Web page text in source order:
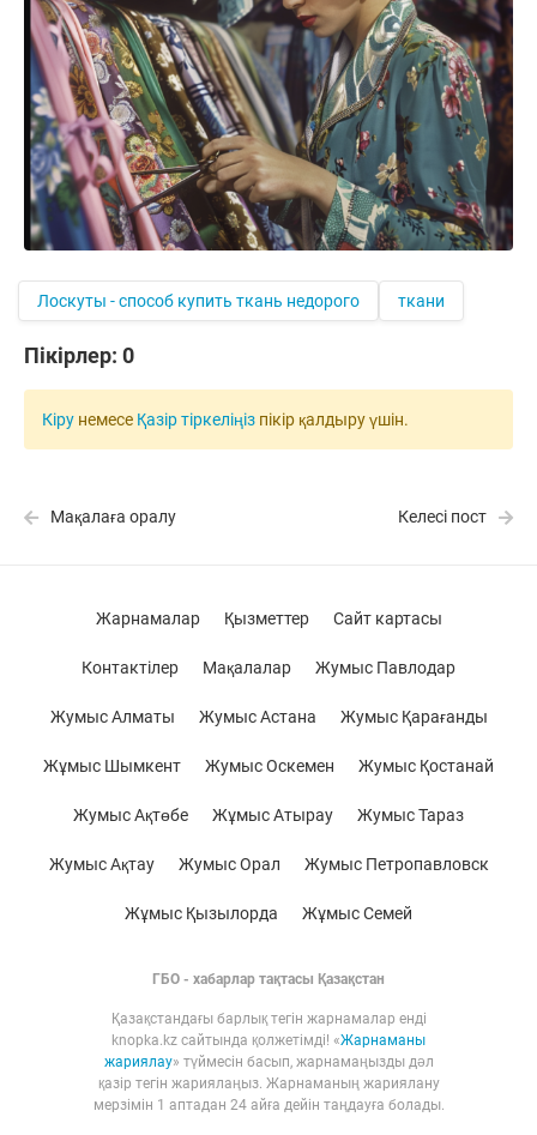
Лоскуты - способ купить ткань недорого ткани
Пікірлер: 0
Кіру немесе Қазір тіркеліңіз пікір қалдыру үшін.
Мақалаға оралу Келесі пост
ГБО - хабарлар тақтасы Қазақстан
Қазақстандағы барлық тегін жарнамалар енді
knopka.kz сайтында қолжетімді! «Жарнаманы
жариялау» түймесін басып, жарнамаңызды дәл
қазір тегін жариялаңыз. Жарнаманың жариялану
мерзімін 1 аптадан 24 айға дейін таңдауға болады.
Жарнамалар Қызметтер Сайт картасы
Контактілер Мақалалар Жумыс Павлодар
Жумыс Алматы Жумыс Астана Жумыс Қарағанды
Жұмыс Шымкент Жумыс Оскемен Жумыс Қостанай
Жумыс Ақтөбе Жұмыс Атырау Жумыс Тараз
Жумыс Ақтау Жумыс Орал Жумыс Петропавловск
Жұмыс Қызылорда Жұмыс Семей